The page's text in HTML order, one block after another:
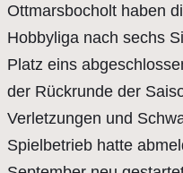
Ottmarsbocholt haben
Hobbyliga nach sechs
Platz eins
der Rückrunde der
Verletzungen und
Spielbetrieb hatte